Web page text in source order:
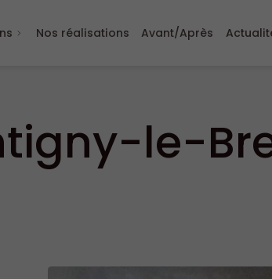
Nos réalisations Avant/Après
le-